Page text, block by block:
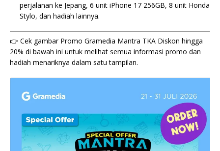
perjalanan ke Jepang, 6 unit iPhone 17 256GB, 8 unit Honda
Stylo, dan hadiah lainnya.
👉 Cek gambar Promo Gramedia Mantra TKA Diskon hingga
20% di bawah ini untuk melihat semua informasi promo dan
hadiah menariknya dalam satu tampilan.